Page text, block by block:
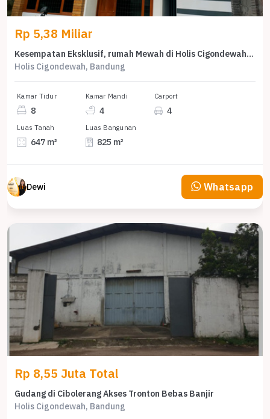
Rp 5,38 Miliar
Kesempatan Eksklusif, rumah Mewah di Holis Cigondewah, Bandung, LB 825m²
Holis Cigondewah, Bandung
Kamar Tidur
8
Kamar Mandi
4
Carport
4
Luas Tanah
647 m²
Luas Bangunan
825 m²
Dewi Whatsapp
Rp 8,55 Juta Total
Gudang di Cibolerang Akses Tronton Bebas Banjir
Holis Cigondewah, Bandung